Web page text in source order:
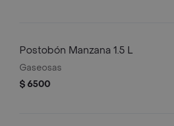
Postobón Manzana 1.5 L
Gaseosas
$ 6500